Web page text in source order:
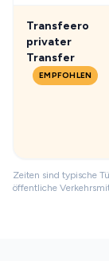
Transfeero
privater
Transfer
EMPFOHLEN
Zeiten sind typische
öffentliche